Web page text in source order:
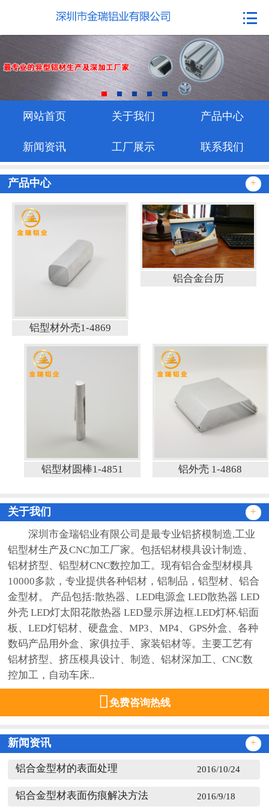
关于我们
产品中心
网站首页 关于我们 产品中心
新闻资讯 工厂展示 联系我们
产品中心 +
铝型材外壳1-4869
铝合金台历
铝型材圆棒1-4851 铝外壳 1-4868
关于我们 +
深圳市金瑞铝业有限公司是最专业铝挤模制造,工业
铝型材生产及CNC加工厂家。包括铝材模具设计制造、
铝材挤型、铝型材CNC数控加工。现有铝合金型材模具
10000多款，专业提供各种铝材，铝制品，铝型材、铝合
金型材。 产品包括:散热器、LED电源盒 LED散热器 LED
外壳 LED灯太阳花散热器 LED显示屏边框.LED灯杯.铝面
板、LED灯铝材、硬盘盒、MP3、MP4、GPS外盒、各种
数码产品用外盒、家俱拉手、家装铝材等。主要工艺有
铝材挤型、挤压模具设计、制造、铝材深加工、CNC数
控加工，自动车床..
免费咨询热线
新闻资讯 +
2016/10/24
铝合金型材的表面处理
2016/9/18
铝合金型材表面伤痕解决方法